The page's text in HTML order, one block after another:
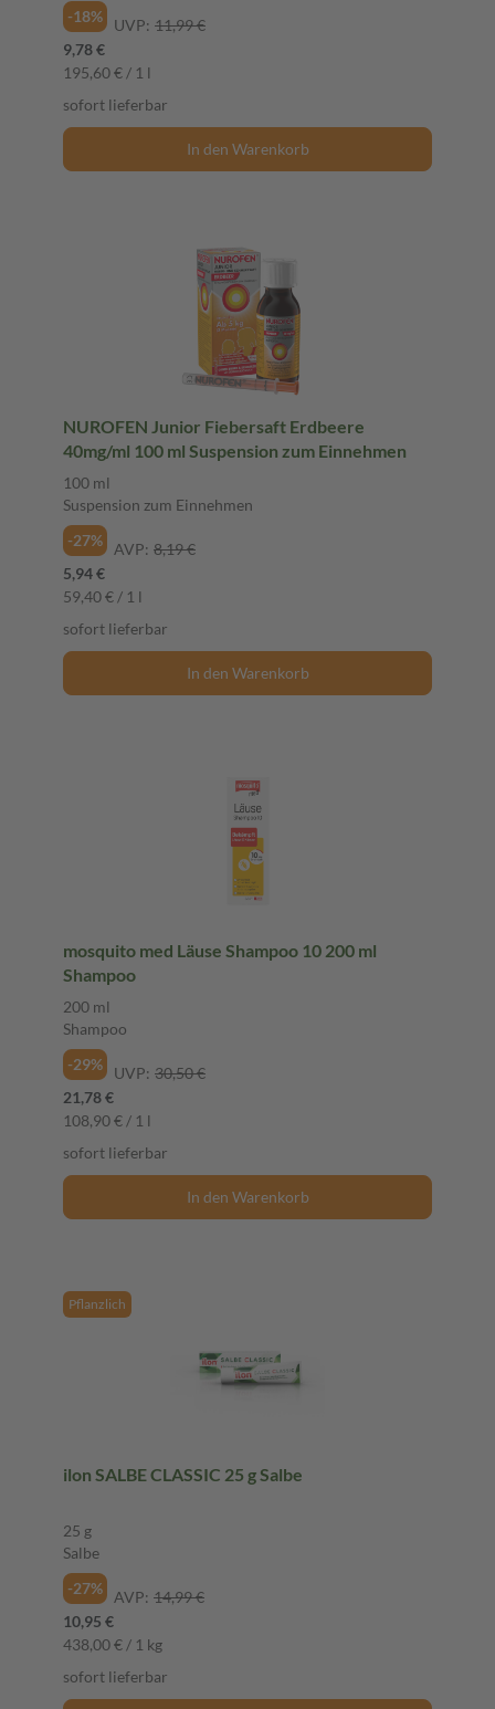
-18%
UVP: 11,99 €
9,78 €
195,60 € / 1 l
sofort lieferbar
In den Warenkorb
NUROFEN Junior Fiebersaft Erdbeere
40mg/ml 100 ml Suspension zum Einnehmen
100 ml
Suspension zum Einnehmen
-27%
AVP: 8,19 €
5,94 €
59,40 € / 1 l
sofort lieferbar
In den Warenkorb
mosquito med Läuse Shampoo 10 200 ml
Shampoo
200 ml
Shampoo
-29%
UVP: 30,50 €
21,78 €
108,90 € / 1 l
sofort lieferbar
In den Warenkorb
Pflanzlich
ilon SALBE CLASSIC 25 g Salbe
25 g
Salbe
-27%
AVP: 14,99 €
10,95 €
438,00 € / 1 kg
sofort lieferbar